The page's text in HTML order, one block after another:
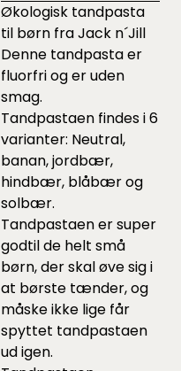
Økologisk tandpasta
til børn fra Jack n´Jill
Denne tandpasta er
fluorfri og er uden
smag.
Tandpastaen findes i 6
varianter: Neutral,
banan, jordbær,
hindbær, blåbær og
solbær.
Tandpastaen er super
godtil de helt små
børn, der skal øve sig i
at børste tænder, og
måske ikke lige får
spyttet tandpastaen
ud igen.